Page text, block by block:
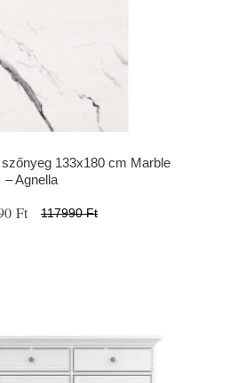
133x180 cm Marble
– Agnella
Ft 117990 Ft